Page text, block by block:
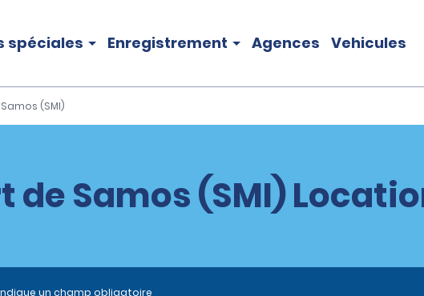
spéciales Enregistrement Agences Vehicules
(SMI)
de Samos (SMI)
un champ obligatoire